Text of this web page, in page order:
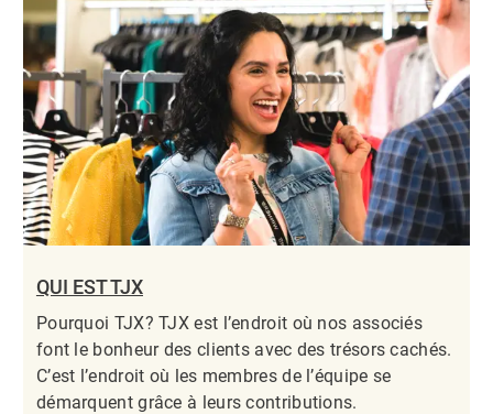
QUI EST TJX
Pourquoi TJX? TJX est l’endroit où nos associés
font le bonheur des clients avec des trésors cachés.
C’est l’endroit où les membres de l’équipe se
démarquent grâce à leurs contributions.​​​​​​​